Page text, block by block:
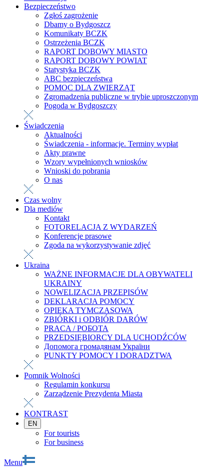
Bezpieczeństwo
Zgłoś zagrożenie
Dbamy o Bydgoszcz
Komunikaty BCZK
Ostrzeżenia BCZK
RAPORT DOBOWY MIASTO
RAPORT DOBOWY POWIAT
Statystyka BCZK
ABC bezpieczeństwa
POMOC DLA ZWIERZĄT
Zgromadzenia publiczne w trybie uproszczonym
Pogoda w Bydgoszczy
Świadczenia
Aktualności
Świadczenia - informacje. Terminy wypłat
Akty prawne
Wzory wypełnionych wniosków
Wnioski do pobrania
O nas
Czas wolny
Dla mediów
Kontakt
FOTORELACJA Z WYDARZEŃ
Konferencje prasowe
Zgoda na wykorzystywanie zdjęć
Ukraina
WAŻNE INFORMACJE DLA OBYWATELI
UKRAINY
NOWELIZACJA PRZEPISÓW
DEKLARACJA POMOCY
OPIEKA TYMCZASOWA
ZBIÓRKI i ODBIÓR DARÓW
PRACA / РОБОТА
PRZEDSIĘBIORCY DLA UCHODŹCÓW
Допомога громадянам України
PUNKTY POMOCY I DORADZTWA
Pomnik Wolności
Regulamin konkursu
Zarządzenie Prezydenta Miasta
KONTRAST
EN
For tourists
For business
Menu